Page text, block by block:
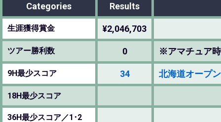
Categories Results
生涯獲得賞金 ¥2,046,703
ツアー勝利数 0 ※アマチュア
9H最少スコア 34 北海道オープ
18H最少スコア
36H最少スコア／1･2